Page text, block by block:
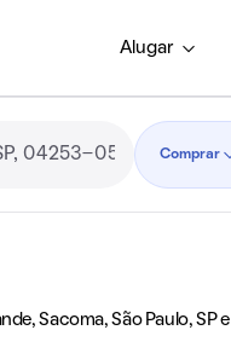
Alugar
Comprar
Sacoma, São Paulo, SP e